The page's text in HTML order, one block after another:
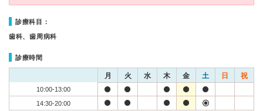
診療科目：
歯科、歯周病科
診療時間
月 火 水 木 金 土 日 祝
10:00-13:00
14:30-20:00